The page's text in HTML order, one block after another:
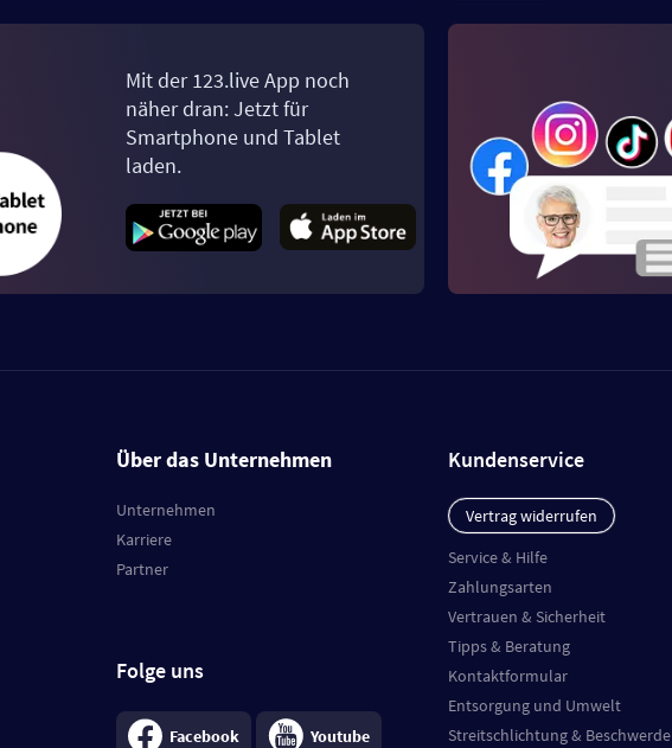
Mit der 123.live App noch
näher dran: Jetzt für
Smartphone und Tablet
laden.
Über das Unternehmen
Unternehmen
Karriere
Partner
Folge uns
Facebook Youtube
Kundenservice
Vertrag widerrufen
Service & Hilfe
Zahlungsarten
Vertrauen & Sicherheit
Tipps & Beratung
Kontaktformular
Entsorgung und Umwelt
Streitschlichtung & Beschwerde